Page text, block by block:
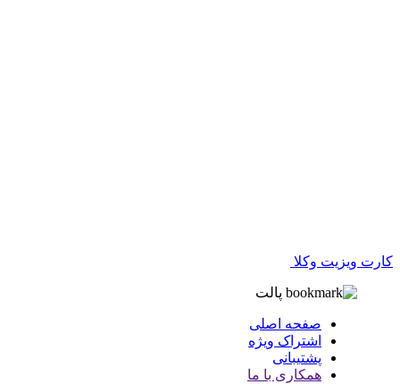
کارت ویزیت وکلا
پالت
صفحه اصلی
اشتراک ویژه
پشتیبانی
همکاری با ما